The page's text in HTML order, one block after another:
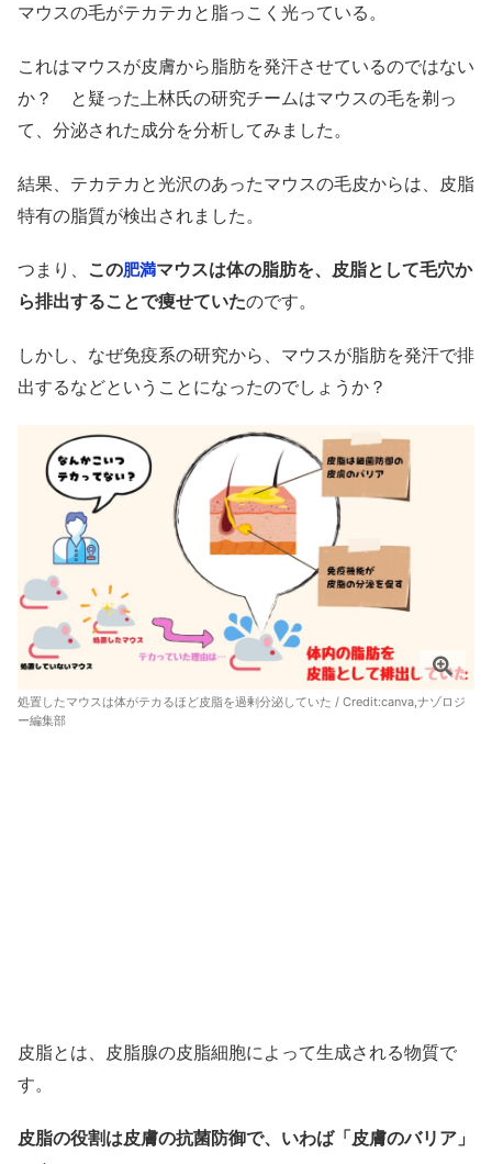
マウスの毛がテカテカと脂っこく光っている。
これはマウスが皮膚から脂肪を発汗させているのではない
か？ と疑った上林氏の研究チームはマウスの毛を剃っ
て、分泌された成分を分析してみました。
結果、テカテカと光沢のあったマウスの毛皮からは、皮脂
特有の脂質が検出されました。
つまり、 この肥満マウスは体の脂肪を、皮脂として毛穴か
ら排出することで痩せていたのです。
しかし、なぜ免疫系の研究から、マウスが脂肪を発汗で排
出するなどということになったのでしょうか？
処置したマウスは体がテカるほど皮脂を過剰分泌していた / Credit:canva,ナゾロジ
ー編集部
皮脂とは、皮脂腺の皮脂細胞によって生成される物質で
す。
皮脂の役割は皮膚の抗菌防御で、いわば「皮膚のバリア」